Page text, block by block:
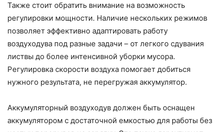
Также стоит обратить внимание на возможность
регулировки мощности. Наличие нескольких режимов
позволяет эффективно адаптировать работу
воздуходува под разные задачи – от легкого сдувания
листвы до более интенсивной уборки мусора.
Регулировка скорости воздуха помогает добиться
нужного результата, не перегружая аккумулятор.
Аккумуляторный воздуходув должен быть оснащен
аккумулятором с достаточной емкостью для работы без